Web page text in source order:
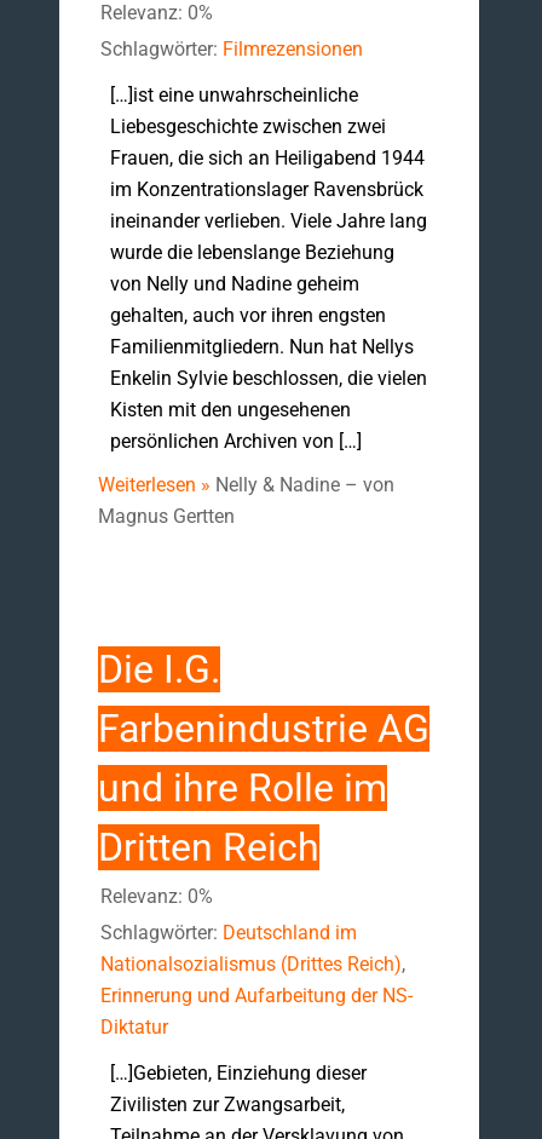
Relevanz: 0%
Schlagwörter: Filmrezensionen
[…]ist eine unwahrscheinliche
Liebesgeschichte zwischen zwei
Frauen, die sich an Heiligabend 1944
im Konzentrationslager Ravensbrück
ineinander verlieben. Viele Jahre lang
wurde die lebenslange Beziehung
von Nelly und Nadine geheim
gehalten, auch vor ihren engsten
Familienmitgliedern. Nun hat Nellys
Enkelin Sylvie beschlossen, die vielen
Kisten mit den ungesehenen
persönlichen Archiven von […]
Weiterlesen » Nelly & Nadine – von
Magnus Gertten
Die I.G.
Farbenindustrie AG
und ihre Rolle im
Dritten Reich
Relevanz: 0%
Schlagwörter: Deutschland im
Nationalsozialismus (Drittes Reich),
Erinnerung und Aufarbeitung der NS-
Diktatur
[…]Gebieten, Einziehung dieser
Zivilisten zur Zwangsarbeit,